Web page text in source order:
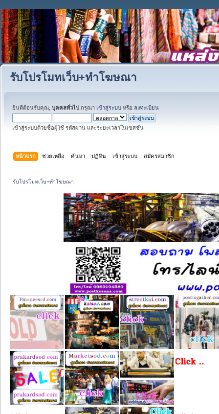
รับโปรโมทเว็บ+ทำโฆษณา
ยินดีต้อนรับคุณ, บุคคลทั่วไป กรุณา เข้าสู่ระบบ หรือ ลงทะเบียน
เข้าสู่ระบบด้วยชื่อผู้ใช้ รหัสผ่าน และระยะเวลาในเซสชั่น
หน้าแรก ช่วยเหลือ ค้นหา ปฏิทิน เข้าสู่ระบบ สมัครสมาชิก
รับโปรโมทเว็บ+ทำโฆษณา